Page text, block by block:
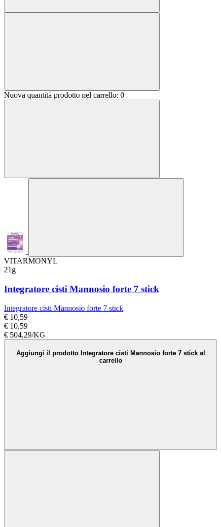
Nuova quantità prodotto nel carrello: 0
VITARMONYL
21g
Integratore cisti Mannosio forte 7 stick
Integratore cisti Mannosio forte 7 stick
€ 10,59
€ 10,59
€ 504,29/KG
Aggiungi il prodotto Integratore cisti Mannosio forte 7 stick al
carrello